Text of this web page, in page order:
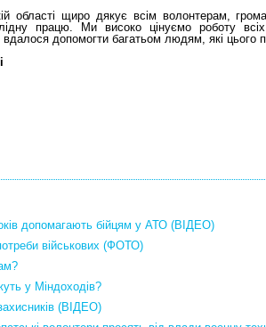
області щиро дякує всім волонтерам,
працю. Ми високо цінуємо роботу
вдалося допомогти багатьом людям, які цього
допомагають бійцям у АТО (ВІДЕО)
військових (ФОТО)
у Міндоходів?
(ВІДЕО)